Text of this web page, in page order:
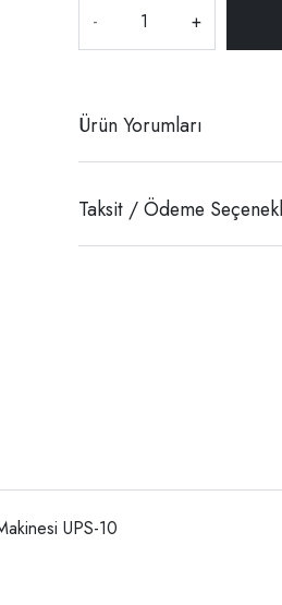
- +
Ürün Yorumları
Taksit / Ödeme
UPS-10